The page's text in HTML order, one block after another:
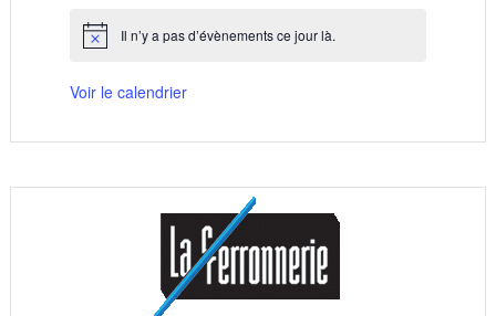
Notice Il n’y a pas d’évènements ce jour là.
Voir le calendrier